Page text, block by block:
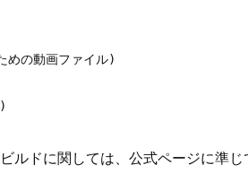
の動画ファイル)
ルドに関しては、公式ページに準